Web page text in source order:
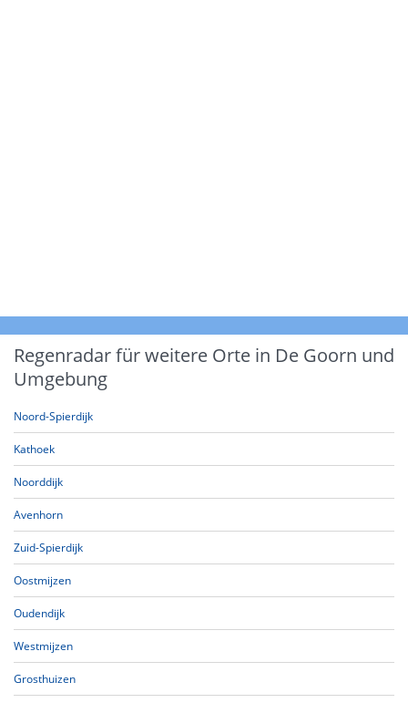
Regenradar für weitere Orte in De Goorn und
Umgebung
Noord-Spierdijk
Kathoek
Noorddijk
Avenhorn
Zuid-Spierdijk
Oostmijzen
Oudendijk
Westmijzen
Grosthuizen